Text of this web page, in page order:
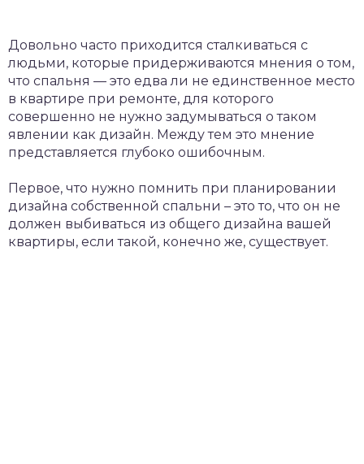
Довольно часто приходится сталкиваться с
людьми, которые придерживаются мнения о том,
что спальня — это едва ли не единственное место
в квартире при ремонте, для которого
совершенно не нужно задумываться о таком
явлении как дизайн. Между тем это мнение
представляется глубоко ошибочным.
Первое, что нужно помнить при планировании
дизайна собственной спальни – это то, что он не
должен выбиваться из общего дизайна вашей
квартиры, если такой, конечно же, существует.